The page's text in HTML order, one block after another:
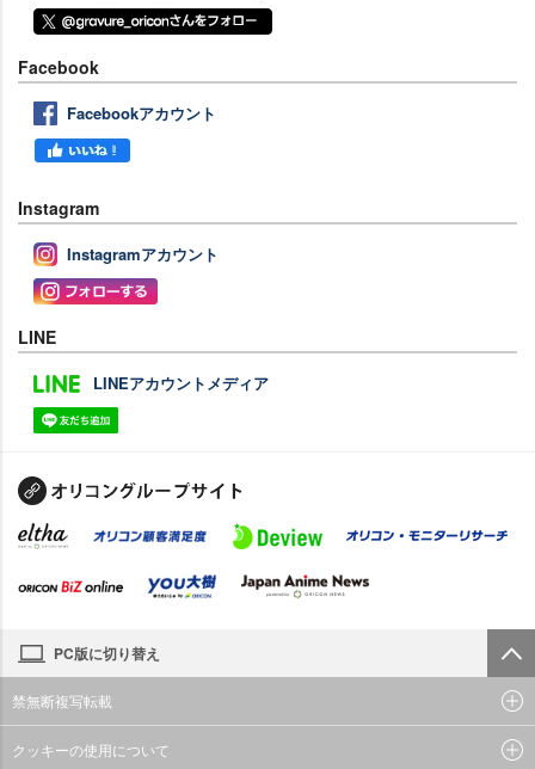
Facebook
Facebookアカウント
Instagram
Instagramアカウント
LINE
LINEアカウントメディア
PC版に切り替え
禁無断複写転載
クッキーの使用について